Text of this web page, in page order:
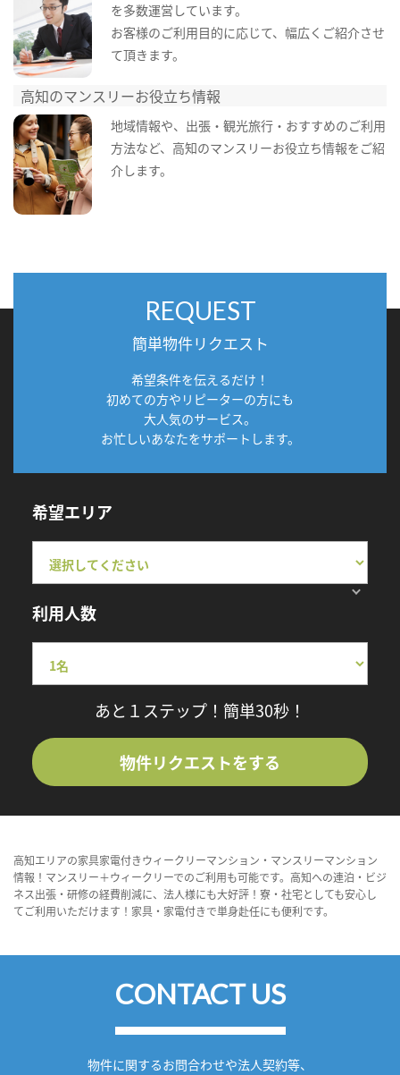
を多数運営しています。
お客様のご利用目的に応じて、幅広くご紹介させ
て頂きます。
高知のマンスリーお役立ち情報
地域情報や、出張・観光旅行・おすすめのご利用
方法など、高知のマンスリーお役立ち情報をご紹
介します。
REQUEST
簡単物件リクエスト
希望条件を伝えるだけ！
初めての方やリピーターの方にも
大人気のサービス。
お忙しいあなたをサポートします。
希望エリア
利用人数
あと１ステップ！簡単30秒！
物件リクエストをする
高知エリアの家具家電付きウィークリーマンション・マンスリーマンション
情報！マンスリー＋ウィークリーでのご利用も可能です。高知への連泊・ビジ
ネス出張・研修の経費削減に、法人様にも大好評！寮・社宅としても安心し
てご利用いただけます！家具・家電付きで単身赴任にも便利です。
CONTACT US
物件に関するお問合わせや法人契約等、